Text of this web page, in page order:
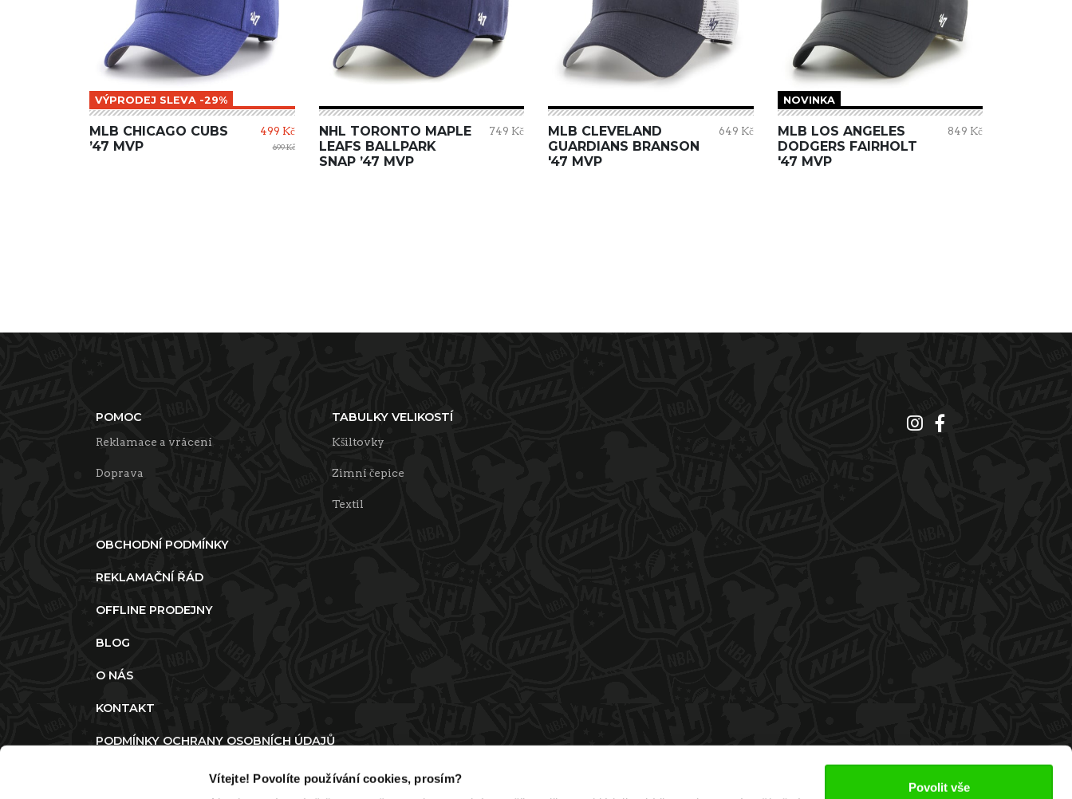
Vítejte! Povolíte používání cookies, prosím?
Povolit vše
VÝPRODEJ SLEVA -29%
MLB CHICAGO CUBS
’47 MVP
499 Kč
699 Kč
NHL TORONTO MAPLE
LEAFS BALLPARK
SNAP ’47 MVP
749 Kč
MLB CLEVELAND
GUARDIANS BRANSON
'47 MVP
649 Kč
NOVINKA
MLB LOS ANGELES
DODGERS FAIRHOLT
'47 MVP
849 Kč
POMOC
Reklamace a vrácení
Doprava
TABULKY VELIKOSTÍ
Kšiltovky
Zimní čepice
Textil
OBCHODNÍ PODMÍNKY
REKLAMAČNÍ ŘÁD
OFFLINE PRODEJNY
BLOG
O NÁS
KONTAKT
PODMÍNKY OCHRANY OSOBNÍCH ÚDAJŮ
ZMĚNIT SOUHLAS S POUŽITÍM COOKIES